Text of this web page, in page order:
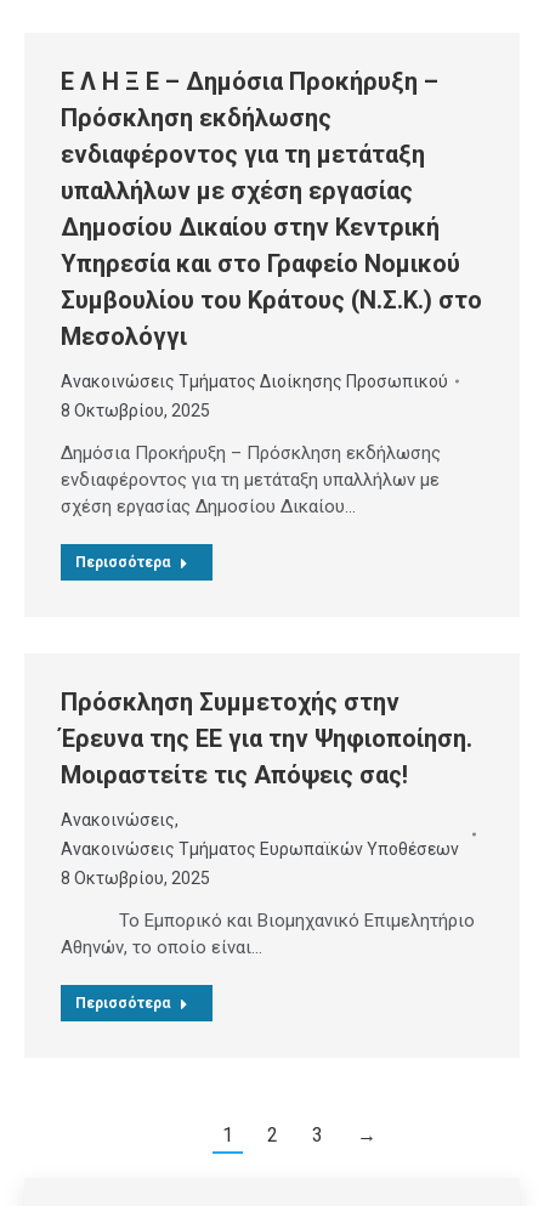
Ε Λ Η Ξ Ε – Δημόσια Προκήρυξη –
Πρόσκληση εκδήλωσης
ενδιαφέροντος για τη μετάταξη
υπαλλήλων με σχέση εργασίας
Δημοσίου Δικαίου στην Κεντρική
Υπηρεσία και στο Γραφείο Νομικού
Συμβουλίου του Κράτους (Ν.Σ.Κ.) στο
Μεσολόγγι
Ανακοινώσεις Τμήματος Διοίκησης Προσωπικού
8 Οκτωβρίου, 2025
Δημόσια Προκήρυξη – Πρόσκληση εκδήλωσης
ενδιαφέροντος για τη μετάταξη υπαλλήλων με
σχέση εργασίας Δημοσίου Δικαίου…
Περισσότερα
Πρόσκληση Συμμετοχής στην
Έρευνα της ΕΕ για την Ψηφιοποίηση.
Μοιραστείτε τις Απόψεις σας!
Ανακοινώσεις,
Ανακοινώσεις Τμήματος Ευρωπαϊκών Υποθέσεων
8 Οκτωβρίου, 2025
Το Εμπορικό και Βιομηχανικό Επιμελητήριο
Αθηνών, το οποίο είναι…
Περισσότερα
1 2 3 →